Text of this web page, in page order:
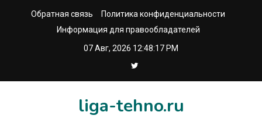
Обратная связь
Политика конфиденциальности
Информация для правообладателей
07 Авг, 2026 12:48:17 PM
liga-tehno.ru